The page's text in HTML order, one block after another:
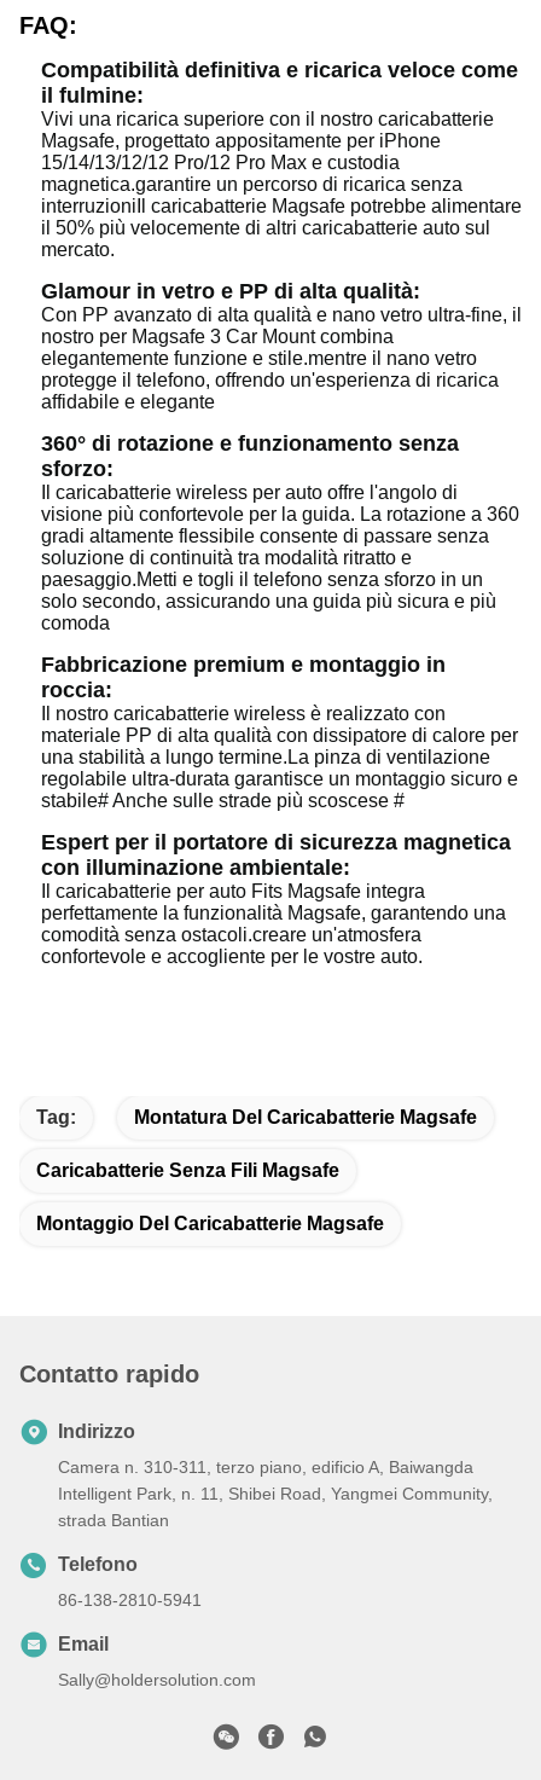
FAQ:
Compatibilità definitiva e ricarica veloce come
il fulmine:
Vivi una ricarica superiore con il nostro caricabatterie
Magsafe, progettato appositamente per iPhone
15/14/13/12/12 Pro/12 Pro Max e custodia
magnetica.garantire un percorso di ricarica senza
interruzioniIl caricabatterie Magsafe potrebbe alimentare
il 50% più velocemente di altri caricabatterie auto sul
mercato.
Glamour in vetro e PP di alta qualità:
Con PP avanzato di alta qualità e nano vetro ultra-fine, il
nostro per Magsafe 3 Car Mount combina
elegantemente funzione e stile.mentre il nano vetro
protegge il telefono, offrendo un'esperienza di ricarica
affidabile e elegante
360° di rotazione e funzionamento senza
sforzo:
Il caricabatterie wireless per auto offre l'angolo di
visione più confortevole per la guida. La rotazione a 360
gradi altamente flessibile consente di passare senza
soluzione di continuità tra modalità ritratto e
paesaggio.Metti e togli il telefono senza sforzo in un
solo secondo, assicurando una guida più sicura e più
comoda
Fabbricazione premium e montaggio in
roccia:
Il nostro caricabatterie wireless è realizzato con
materiale PP di alta qualità con dissipatore di calore per
una stabilità a lungo termine.La pinza di ventilazione
regolabile ultra-durata garantisce un montaggio sicuro e
stabile# Anche sulle strade più scoscese #
Espert per il portatore di sicurezza magnetica
con illuminazione ambientale:
Il caricabatterie per auto Fits Magsafe integra
perfettamente la funzionalità Magsafe, garantendo una
comodità senza ostacoli.creare un'atmosfera
confortevole e accogliente per le vostre auto.
Tag: Montatura Del Caricabatterie Magsafe
Caricabatterie Senza Fili Magsafe
Montaggio Del Caricabatterie Magsafe
Contatto rapido
Indirizzo
Camera n. 310-311, terzo piano, edificio A, Baiwangda
Intelligent Park, n. 11, Shibei Road, Yangmei Community,
strada Bantian
Telefono
86-138-2810-5941
Email
Sally@holdersolution.com